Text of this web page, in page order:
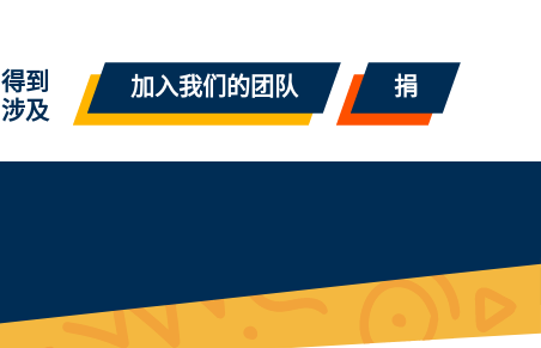
得到
涉及
加入我们的团队 捐